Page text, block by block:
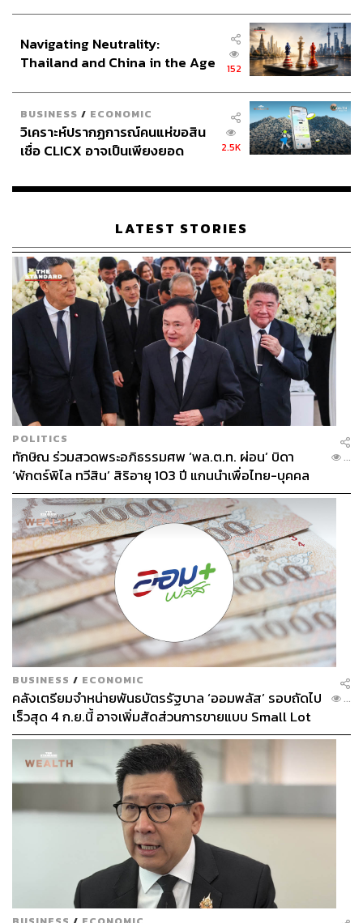
Navigating Neutrality:
Thailand and China in the Age
152
BUSINESS / ECONOMIC
วิเคราะห์ปรากฏการณ์คนแห่ขอสิน
เชื่อ CLICX อาจเป็นเพียงยอด
เรือนไทยที่ถูกซุกไว้
2.5K
LATEST STORIES
POLITICS
ทักษิณ ร่วมสวดพระอภิธรรมศพ ‘พล.ต.ท. ผ่อน’ บิดา
‘พักตร์พิไล ทวีสิน’ สิริอายุ 103 ปี แกนนำเพื่อไทย-บุคคล
หลากวงการร่วมอาลัย
...
BUSINESS / ECONOMIC
คลังเตรียมจำหน่ายพันธบัตรรัฐบาล ‘ออมพลัส’ รอบถัดไป
เร็วสุด 4 ก.ย.นี้ อาจเพิ่มสัดส่วนการขายแบบ Small Lot
First มากขึ้น
...